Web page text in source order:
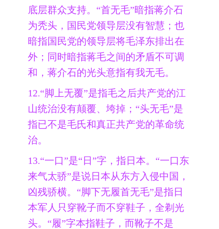
底层群众支持。“首无毛”暗指蒋介石
为秃头，国民党领导层没有智慧；也
暗指国民党的领导层将毛泽东排出在
外；同时暗指蒋毛之间的矛盾不可调
和，蒋介石的光头意指有我无毛。
12.“脚上无覆”是指毛之后共产党的江
山统治没有颠覆、垮掉；“头无毛”是
指已不是毛氏和真正共产党的革命统
治。
13.“一口”是“日”字，指日本。“一口东
来气太骄”是说日本从东方入侵中国，
凶残骄横。“脚下无履首无毛”是指日
本军人只穿靴子而不穿鞋子，全剃光
头。“履”字本指鞋子，而靴子不是